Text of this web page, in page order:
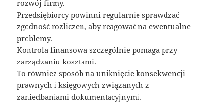
rozwój firmy.
Przedsiębiorcy powinni regularnie sprawdzać
zgodność rozliczeń, aby reagować na ewentualne
problemy.
Kontrola finansowa szczególnie pomaga przy
zarządzaniu kosztami.
To również sposób na uniknięcie konsekwencji
prawnych i księgowych związanych z
zaniedbaniami dokumentacyjnymi.